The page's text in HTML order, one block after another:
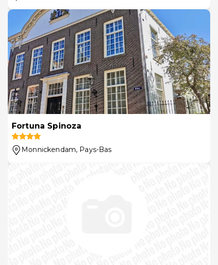
Fortuna Spinoza
Monnickendam, Pays-Bas